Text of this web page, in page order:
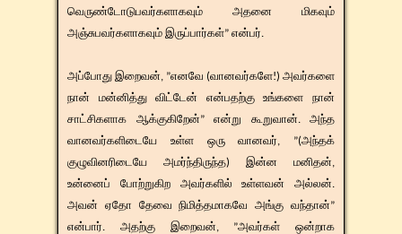
வெருண்டோடுபவர்களாகவும் அதனை மிகவும்
அஞ்சுபவர்களாகவும் இருப்பார்கள்” என்பர்.
அப்போது இறைவன், ”எனவே (வானவர்களே!) அவர்களை
நான் மன்னித்து விட்டேன் என்பதற்கு உங்களை நான்
சாட்சிகளாக ஆக்குகிறேன்” என்று கூறுவான். அந்த
வானவர்களிடையே உள்ள ஒரு வானவர், ”(அந்தக்
குழுவினரிடையே அமர்ந்திருந்த) இன்ன மனிதன்,
உன்னைப் போற்றுகிற அவர்களில் உள்ளவன் அல்லன்.
அவன் ஏதோ தேவை நிமித்தமாகவே அங்கு வந்தான்”
என்பார். அதற்கு இறைவன், ”அவர்கள் ஒன்றாக